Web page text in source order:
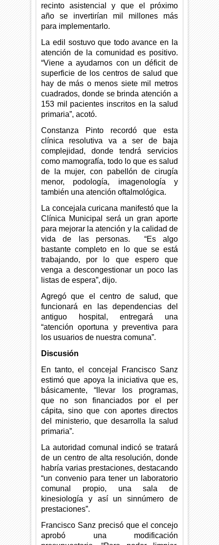
recinto asistencial y que el próximo
año se invertirían mil millones más
para implementarlo.
La edil sostuvo que todo avance en la
atención de la comunidad es positivo.
“Viene a ayudarnos con un déficit de
superficie de los centros de salud que
hay de más o menos siete mil metros
cuadrados, donde se brinda atención a
153 mil pacientes inscritos en la salud
primaria”, acotó.
Constanza Pinto recordó que esta
clínica resolutiva va a ser de baja
complejidad, donde tendrá servicios
como mamografía, todo lo que es salud
de la mujer, con pabellón de cirugía
menor, podología, imagenología y
también una atención oftalmológica.
La concejala curicana manifestó que la
Clínica Municipal será un gran aporte
para mejorar la atención y la calidad de
vida de las personas.
“Es algo
bastante completo en lo que se está
trabajando, por lo que espero que
venga a descongestionar un poco las
listas de espera”, dijo.
Agregó que el centro de salud, que
funcionará en las dependencias del
antiguo hospital, entregará una
“atención oportuna y preventiva para
los usuarios de nuestra comuna”.
Discusión
En tanto, el concejal Francisco Sanz
estimó que apoya la iniciativa que es,
básicamente, “llevar los programas,
que no son financiados por el per
cápita, sino que con aportes directos
del ministerio, que desarrolla la salud
primaria”.
La autoridad comunal indicó se tratará
de un centro de alta resolución, donde
habría varias prestaciones, destacando
“un convenio para tener un laboratorio
comunal propio, una sala de
kinesiología y así un sinnúmero de
prestaciones”.
Francisco Sanz precisó que el concejo
aprobó una modificación